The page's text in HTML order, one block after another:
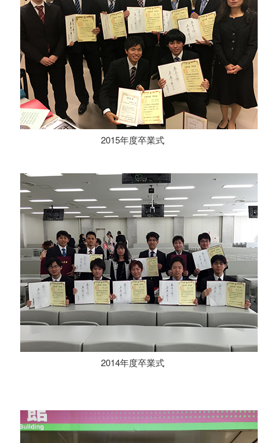
2015年度卒業式
2014年度卒業式